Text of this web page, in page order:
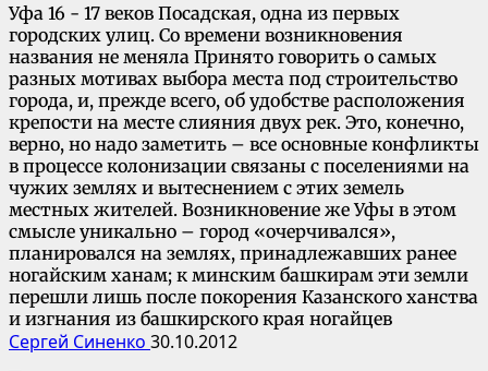
Уфа 16 - 17 веков Посадская, одна из первых
городских улиц. Со времени возникновения
названия не меняла Принято говорить о самых
разных мотивах выбора места под строительство
города, и, прежде всего, об удобстве расположения
крепости на месте слияния двух рек. Это, конечно,
верно, но надо заметить – все основные конфликты
в процессе колонизации связаны с поселениями на
чужих землях и вытеснением с этих земель
местных жителей. Возникновение же Уфы в этом
смысле уникально – город «очерчивался»,
планировался на землях, принадлежавших ранее
ногайским ханам; к минским башкирам эти земли
перешли лишь после покорения Казанского ханства
и изгнания из башкирского края ногайцев
Сергей Синенко 30.10.2012